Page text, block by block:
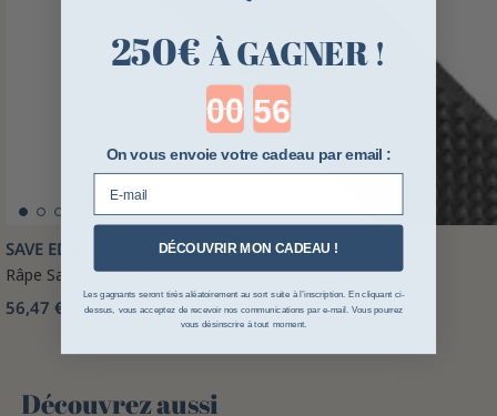
SAVE EDGE
Râpe Save Edge 14"
56,47 €
Découvrez aussi 🌻
250€ À GAGNER !
Countdown ends in:
On vous envoie votre cadeau par email :
DÉCOUVRIR MON CADEAU !
Les gagnants seront tirés aléatoirement au sort suite à l’inscription. En cliquant ci-
dessus, vous acceptez de recevoir nos communications par e-mail. Vous pourrez
vous désinscrire à tout moment.